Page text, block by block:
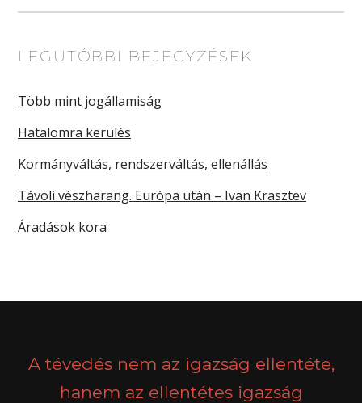
LEGUTÓBBI BEJEGYZÉSEK
Több mint jogállamiság
Hatalomra kerülés
Kormányváltás, rendszerváltás, ellenállás
Távoli vészharang. Európa után – Ivan Krasztev
Áradások kora
A tévedés nem az igazság ellentéte,
hanem az ellentétes igazság